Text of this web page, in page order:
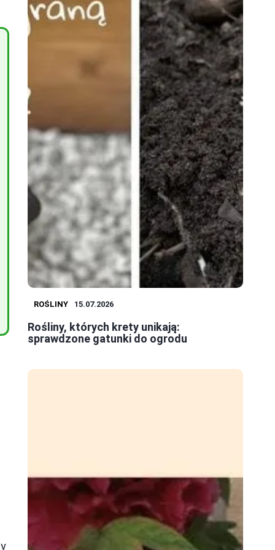
ROŚLINY 15.07.2026
Rośliny, których krety unikają:
sprawdzone gatunki do ogrodu